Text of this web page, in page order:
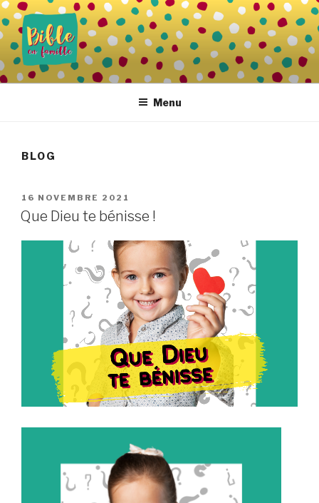
Aller
au
contenu
principal
BIBLE EN FAMILLE
Vivre la Parole de Dieu au quotidien
Menu
BLOG
PUBLIÉ
LE
16 NOVEMBRE 2021
Que Dieu te bénisse !